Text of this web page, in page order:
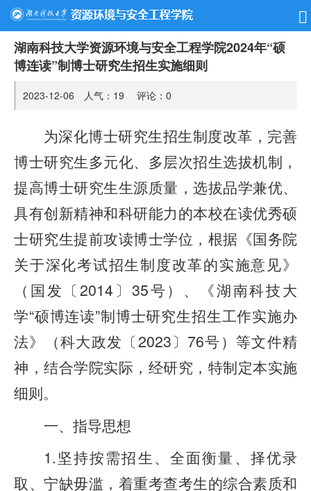
湖南科技大学资源环境与安全工程学院2024年“硕
博连读”制博士研究生招生实施细则
2023-12-06 人气： 19 评论： 0
为深化博士研究生招生制度改革，完善
博士研究生多元化、多层次招生选拔机制，
提高博士研究生生源质量，选拔品学兼优、
具有创新精神和科研能力的本校在读优秀硕
士研究生提前攻读博士学位，根据《国务院
关于深化考试招生制度改革的实施意见》
（国发〔2014〕35号）、《湖南科技大
学“硕博连读”制博士研究生招生工作实施办
法》（科大政发〔2023〕76号）等文件精
神，结合学院实际，经研究，特制定本实施
细则。
一、指导思想
1.坚持按需招生、全面衡量、择优录
取、宁缺毋滥，着重考查考生的综合素质和